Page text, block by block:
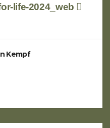
life-2024_web
Kempf